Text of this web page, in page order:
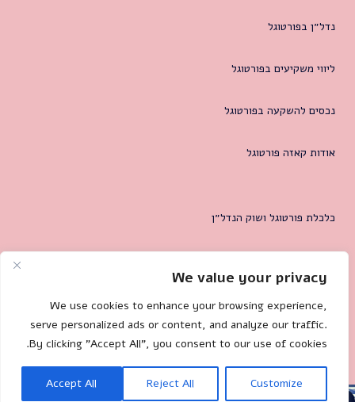
We value your privacy
We use cookies to enhance your browsing experience,
serve personalized ads or content, and analyze our traffic.
By clicking "Accept All", you consent to our use of cookies.
Customize
Reject All
Accept All
נדל״ן בפורטוגל
ליווי משקיעים בפורטוגל
נכסים להשקעה בפורטוגל
אודות קאזה פורטוגל
כלכלת פורטוגל ושוק הנדל״ן
צרו קשר
🐌 Site by:
Mililand.com